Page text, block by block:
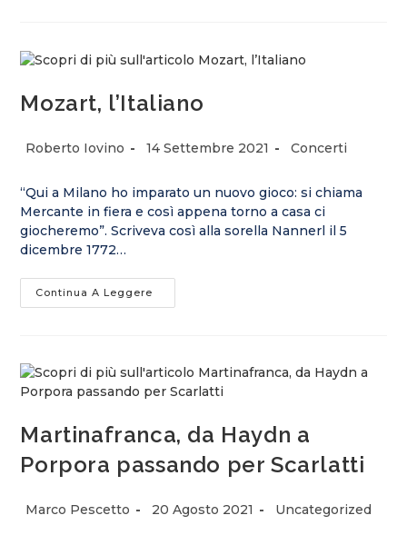
Mozart, l’Italiano
Roberto Iovino 14 Settembre 2021 Concerti
“Qui a Milano ho imparato un nuovo gioco: si chiama
Mercante in fiera e così appena torno a casa ci
giocheremo”. Scriveva così alla sorella Nannerl il 5
dicembre 1772…
Continua A Leggere
Martinafranca, da Haydn a
Porpora passando per Scarlatti
Marco Pescetto 20 Agosto 2021 Uncategorized